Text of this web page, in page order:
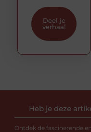
Deel je
verhaal
Heb je deze
Ontdek de fascinerende